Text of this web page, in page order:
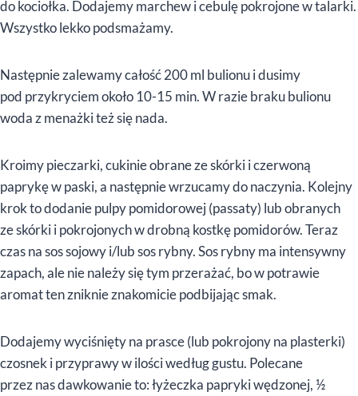
do kociołka. Dodajemy marchew i cebulę pokrojone w talarki.
Wszystko lekko podsmażamy.
Następnie zalewamy całość 200 ml bulionu i dusimy
pod przykryciem około 10-15 min. W razie braku bulionu
woda z menażki też się nada.
Kroimy pieczarki, cukinie obrane ze skórki i czerwoną
paprykę w paski, a następnie wrzucamy do naczynia. Kolejny
krok to dodanie pulpy pomidorowej (passaty) lub obranych
ze skórki i pokrojonych w drobną kostkę pomidorów. Teraz
czas na sos sojowy i/lub sos rybny. Sos rybny ma intensywny
zapach, ale nie należy się tym przerażać, bo w potrawie
aromat ten zniknie znakomicie podbijając smak.
Dodajemy wyciśnięty na prasce (lub pokrojony na plasterki)
czosnek i przyprawy w ilości według gustu. Polecane
przez nas dawkowanie to: łyżeczka papryki wędzonej, ½